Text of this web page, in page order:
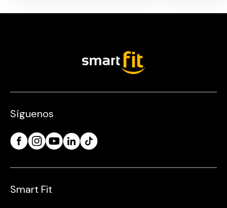
Síguenos
Smart Fit